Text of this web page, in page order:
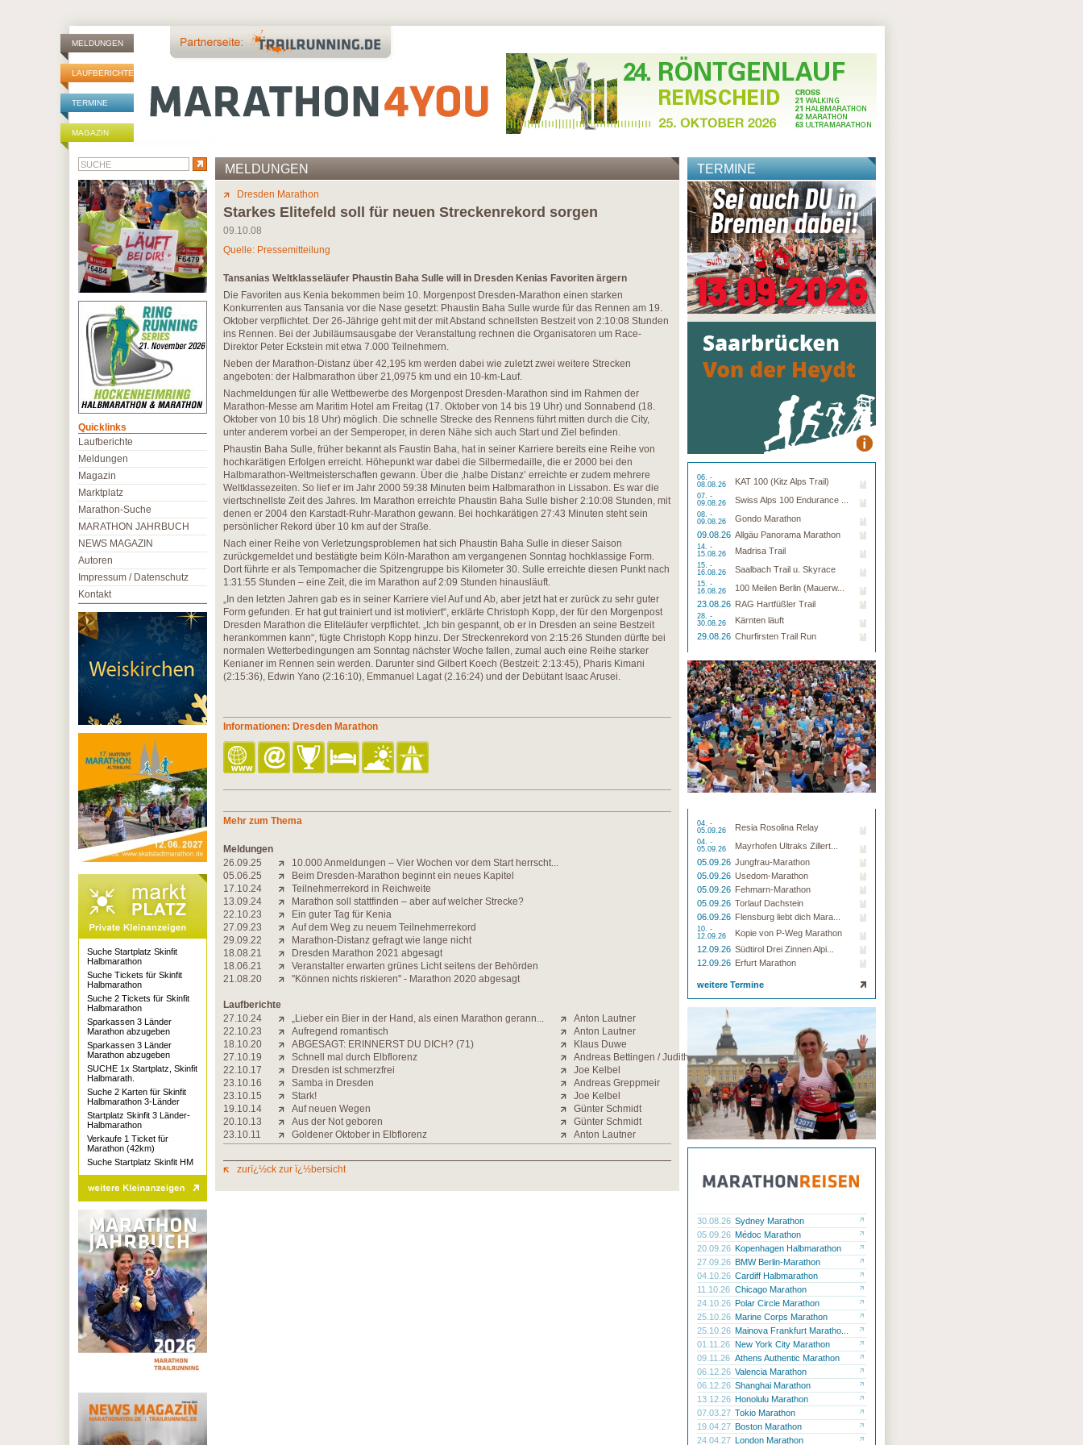
MELDUNGEN
LAUFBERICHTE
TERMINE
MAGAZIN
MELDUNGEN
Dresden Marathon
Starkes Elitefeld soll für neuen Streckenrekord sorgen
09.10.08
Quelle: Pressemitteilung
Tansanias Weltklasseläufer Phaustin Baha Sulle will in Dresden Kenias Favoriten ärgern
Die Favoriten aus Kenia bekommen beim 10. Morgenpost Dresden-Marathon einen starken
Konkurrenten aus Tansania vor die Nase gesetzt: Phaustin Baha Sulle wurde für das Rennen am 19.
Oktober verpflichtet. Der 26-Jährige geht mit der mit Abstand schnellsten Bestzeit von 2:10:08 Stunden
ins Rennen. Bei der Jubiläumsausgabe der Veranstaltung rechnen die Organisatoren um Race-
Direktor Peter Eckstein mit etwa 7.000 Teilnehmern.
Neben der Marathon-Distanz über 42,195 km werden dabei wie zuletzt zwei weitere Strecken
angeboten: der Halbmarathon über 21,0975 km und ein 10-km-Lauf.
Nachmeldungen für alle Wettbewerbe des Morgenpost Dresden-Marathon sind im Rahmen der
Marathon-Messe am Maritim Hotel am Freitag (17. Oktober von 14 bis 19 Uhr) und Sonnabend (18.
Oktober von 10 bis 18 Uhr) möglich. Die schnelle Strecke des Rennens führt mitten durch die City,
unter anderem vorbei an der Semperoper, in deren Nähe sich auch Start und Ziel befinden.
Phaustin Baha Sulle, früher bekannt als Faustin Baha, hat in seiner Karriere bereits eine Reihe von
hochkarätigen Erfolgen erreicht. Höhepunkt war dabei die Silbermedaille, die er 2000 bei den
Halbmarathon-Weltmeisterschaften gewann. Über die ,halbe Distanz’ erreichte er zudem mehrere
Weltklassezeiten. So lief er im Jahr 2000 59:38 Minuten beim Halbmarathon in Lissabon. Es war die
viertschnellste Zeit des Jahres. Im Marathon erreichte Phaustin Baha Sulle bisher 2:10:08 Stunden, mit
denen er 2004 den Karstadt-Ruhr-Marathon gewann. Bei hochkarätigen 27:43 Minuten steht sein
persönlicher Rekord über 10 km auf der Straße.
Nach einer Reihe von Verletzungsproblemen hat sich Phaustin Baha Sulle in dieser Saison
zurückgemeldet und bestätigte beim Köln-Marathon am vergangenen Sonntag hochklassige Form.
Dort führte er als Tempomacher die Spitzengruppe bis Kilometer 30. Sulle erreichte diesen Punkt nach
1:31:55 Stunden – eine Zeit, die im Marathon auf 2:09 Stunden hinausläuft.
„In den letzten Jahren gab es in seiner Karriere viel Auf und Ab, aber jetzt hat er zurück zu sehr guter
Form gefunden. Er hat gut trainiert und ist motiviert“, erklärte Christoph Kopp, der für den Morgenpost
Dresden Marathon die Eliteläufer verpflichtet. „Ich bin gespannt, ob er in Dresden an seine Bestzeit
herankommen kann“, fügte Christoph Kopp hinzu. Der Streckenrekord von 2:15:26 Stunden dürfte bei
normalen Wetterbedingungen am Sonntag nächster Woche fallen, zumal auch eine Reihe starker
Kenianer im Rennen sein werden. Darunter sind Gilbert Koech (Bestzeit: 2:13:45), Pharis Kimani
(2:15:36), Edwin Yano (2:16:10), Emmanuel Lagat (2.16:24) und der Debütant Isaac Arusei.
Informationen: Dresden Marathon
Mehr zum Thema
Meldungen
26.09.25
10.000 Anmeldungen – Vier Wochen vor dem Start herrscht...
05.06.25
Beim Dresden-Marathon beginnt ein neues Kapitel
17.10.24
Teilnehmerrekord in Reichweite
13.09.24
Marathon soll stattfinden – aber auf welcher Strecke?
22.10.23
Ein guter Tag für Kenia
27.09.23
Auf dem Weg zu neuem Teilnehmerrekord
29.09.22
Marathon-Distanz gefragt wie lange nicht
18.08.21
Dresden Marathon 2021 abgesagt
18.06.21
Veranstalter erwarten grünes Licht seitens der Behörden
21.08.20
''Können nichts riskieren'' - Marathon 2020 abgesagt
Laufberichte
27.10.24
„Lieber ein Bier in der Hand, als einen Marathon gerann...
Anton Lautner
22.10.23
Aufregend romantisch
Anton Lautner
18.10.20
ABGESAGT: ERINNERST DU DICH? (71)
Klaus Duwe
27.10.19
Schnell mal durch Elbflorenz
Andreas Bettingen / Judith Strack
22.10.17
Dresden ist schmerzfrei
Joe Kelbel
23.10.16
Samba in Dresden
Andreas Greppmeir
23.10.15
Stark!
Joe Kelbel
19.10.14
Auf neuen Wegen
Günter Schmidt
20.10.13
Aus der Not geboren
Günter Schmidt
23.10.11
Goldener Oktober in Elbflorenz Anton Lautner
zurï¿½ck zur ï¿½bersicht
TERMINE
06. -
08.08.26
KAT 100 (Kitz Alps Trail)
07. -
09.08.26
Swiss Alps 100 Endurance ...
08. -
09.08.26
Gondo Marathon
09.08.26 Allgäu Panorama Marathon
14. -
15.08.26
Madrisa Trail
15. -
16.08.26
Saalbach Trail u. Skyrace
15. -
16.08.26
100 Meilen Berlin (Mauerw...
23.08.26 RAG Hartfüßler Trail
28. -
30.08.26
Kärnten läuft
29.08.26 Churfirsten Trail Run
04. -
05.09.26
Resia Rosolina Relay
04. -
05.09.26
Mayrhofen Ultraks Zillert...
05.09.26 Jungfrau-Marathon
05.09.26 Usedom-Marathon
05.09.26 Fehmarn-Marathon
05.09.26 Torlauf Dachstein
06.09.26 Flensburg liebt dich Mara...
10. -
12.09.26
Kopie von P-Weg Marathon
12.09.26 Südtirol Drei Zinnen Alpi...
12.09.26 Erfurt Marathon
weitere Termine
30.08.26 Sydney Marathon
05.09.26 Médoc Marathon
20.09.26 Kopenhagen Halbmarathon
27.09.26 BMW Berlin-Marathon
04.10.26 Cardiff Halbmarathon
11.10.26 Chicago Marathon
24.10.26 Polar Circle Marathon
25.10.26 Marine Corps Marathon
25.10.26 Mainova Frankfurt Maratho...
01.11.26 New York City Marathon
09.11.26 Athens Authentic Marathon
06.12.26 Valencia Marathon
06.12.26 Shanghai Marathon
13.12.26 Honolulu Marathon
07.03.27 Tokio Marathon
19.04.27 Boston Marathon
24.04.27 London Marathon
Quicklinks
Laufberichte
Meldungen
Magazin
Marktplatz
Marathon-Suche
MARATHON JAHRBUCH
NEWS MAGAZIN
Autoren
Impressum / Datenschutz
Kontakt
Suche Startplatz Skinfit
Halbmarathon
Suche Tickets für Skinfit
Halbmarathon
Suche 2 Tickets für Skinfit
Halbmarathon
Sparkassen 3 Länder
Marathon abzugeben
Sparkassen 3 Länder
Marathon abzugeben
SUCHE 1x Startplatz, Skinfit
Halbmarath.
Suche 2 Karten für Skinfit
Halbmarathon 3-Länder
Startplatz Skinfit 3 Länder-
Halbmarathon
Verkaufe 1 Ticket für
Marathon (42km)
Suche Startplatz Skinfit HM